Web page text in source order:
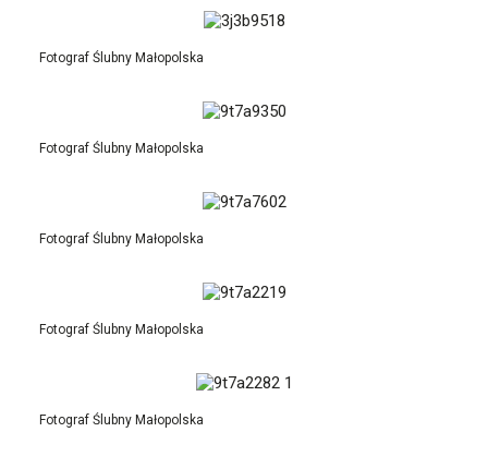
Fotograf Ślubny Małopolska
Fotograf Ślubny Małopolska
Fotograf Ślubny Małopolska
Fotograf Ślubny Małopolska
Fotograf Ślubny Małopolska